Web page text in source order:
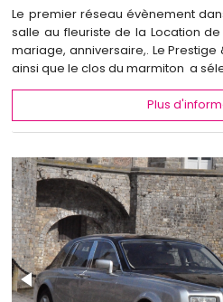
Le premier réseau évènement
salle au fleuriste de la Location
mariage, anniversaire,. Le Prestige &
ainsi que le clos du marmiton a
Plus